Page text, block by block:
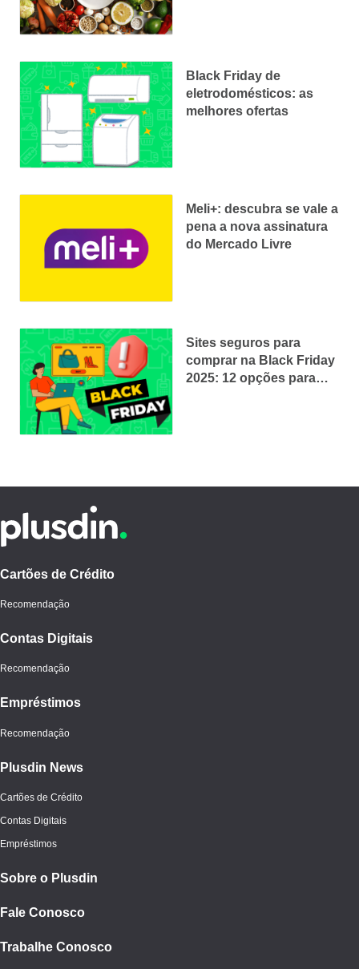
Black Friday de
eletrodomésticos: as
melhores ofertas
Meli+: descubra se vale a
pena a nova assinatura
do Mercado Livre
Sites seguros para
comprar na Black Friday
2025: 12 opções para
Cartões de Crédito
Recomendação
Contas Digitais
Recomendação
Empréstimos
Recomendação
Plusdin News
Cartões de Crédito
Contas Digitais
Empréstimos
Sobre o Plusdin
Fale Conosco
Trabalhe Conosco